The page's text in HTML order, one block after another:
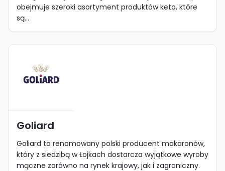
obejmuje szeroki asortyment produktów keto, które
są...
Goliard
Goliard to renomowany polski producent makaronów,
który z siedzibą w Łojkach dostarcza wyjątkowe wyroby
mączne zarówno na rynek krajowy, jak i zagraniczny.